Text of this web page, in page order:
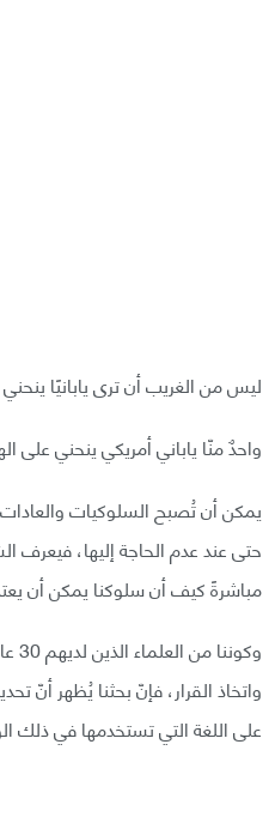
ليس من الغريب أن ترى يابانيًا ينحني
واحدٌ منّا ياباني أمريكي ينحني على
يمكن أن تُصبح السلوكيات والعادات
حتى عند عدم الحاجة إليها، فيعرف
مباشرةً كيف أن سلوكنا يمكن أن
واتخاذ القرار، فإنّ بحثنا يُظهر أنّ
على اللغة التي تستخدمها في ذلك